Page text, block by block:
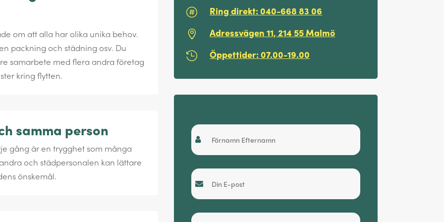
om att alla har olika unika behov.
packning och städning osv. Du
samarbete med flera andra företag
kring flytten.
samma person
gång är en trygghet som många
och städpersonalen kan lättare
önskemål.
 Ring direkt: 040-668 83 06
 Adressvägen 11, 214 55 Malmö
 Öppettider: 07.00-19.00